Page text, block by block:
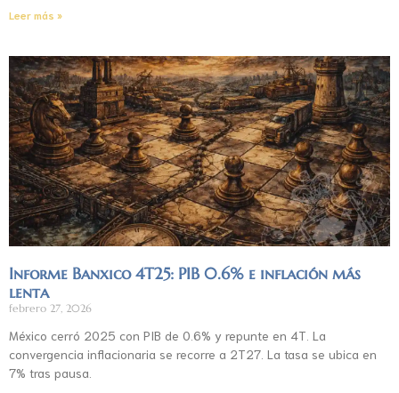
Leer más »
Informe Banxico 4T25: PIB 0.6% e inflación más
lenta
febrero 27, 2026
México cerró 2025 con PIB de 0.6% y repunte en 4T. La
convergencia inflacionaria se recorre a 2T27. La tasa se ubica en
7% tras pausa.